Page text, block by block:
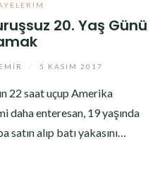
20. Yaş Günü
5 KASIM 2017
22 saat uçup Amerika
daha enteresan, 19 yaşında
alıp batı yakasını…